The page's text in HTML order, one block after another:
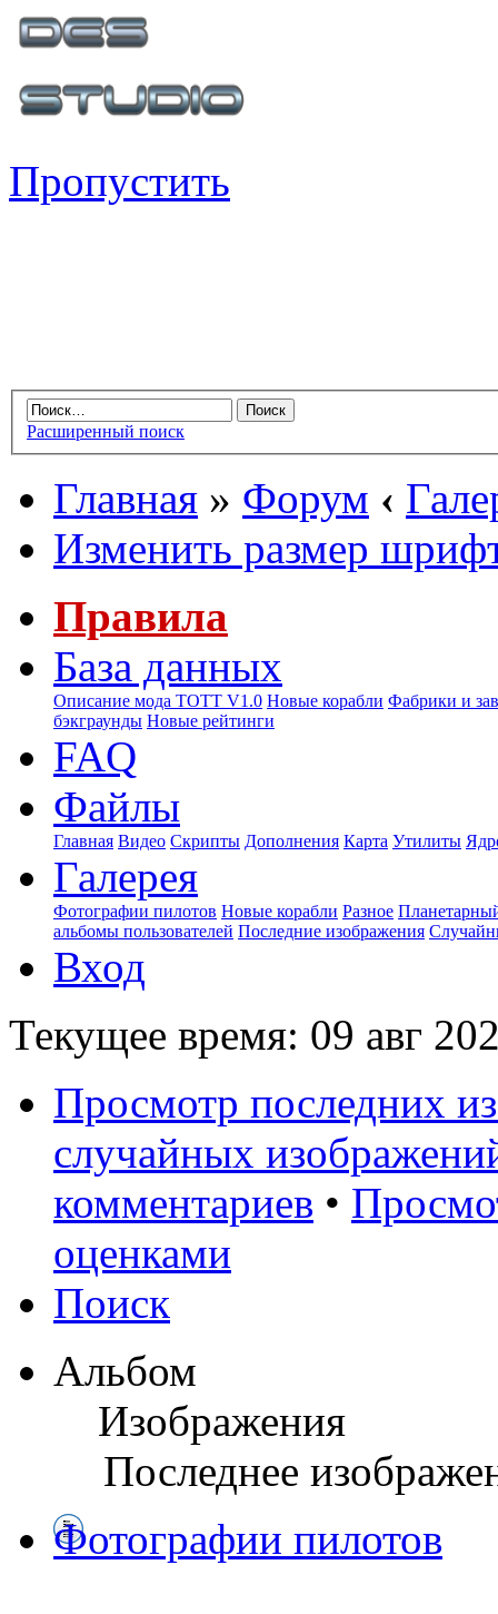
Пропустить
Расширенный поиск
Главная » Форум ‹
Изменить размер
Правила
База данных
Описание мода ТОТТ V1.0 Новые корабли Фабрики и
бэкграунды Новые рейтинги
FAQ
Файлы
Главная Видео Скрипты Дополнения Карта Утилиты
Галерея
Фотографии пилотов Новые корабли Разное
альбомы пользователей Последние изображения
Вход
Текущее время: 09 авг
Просмотр последних
случайных
комментариев •
оценками
Поиск
Альбом
Изображения
Последнее
Фотографии пилотов